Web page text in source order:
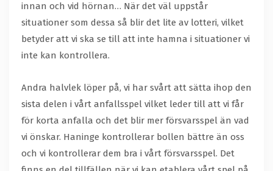
innan och vid hörnan… När det väl uppstår
situationer som dessa så blir det lite av lotteri, vilket
betyder att vi ska se till att inte hamna i situationer vi
inte kan kontrollera.
Andra halvlek löper på, vi har svårt att sätta ihop den
sista delen i vårt anfallsspel vilket leder till att vi får
för korta anfalla och det blir mer försvarsspel än vad
vi önskar. Haninge kontrollerar bollen bättre än oss
och vi kontrollerar dem bra i vårt försvarsspel. Det